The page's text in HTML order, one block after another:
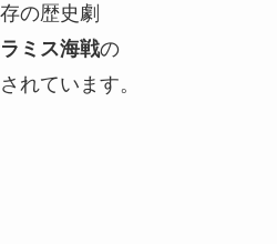
の歴史劇
ミス海戦の
れています。